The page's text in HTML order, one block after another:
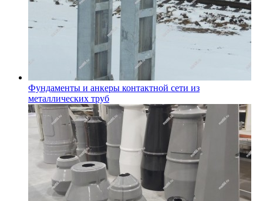
Фундаменты и анкеры контактной сети из
металлических труб